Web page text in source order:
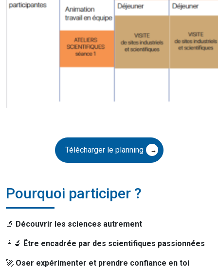
Télécharger le planning
Pourquoi participer ?
🔬 Découvrir les sciences autrement
👩‍🔬 Être encadrée par des scientifiques passionnées
🚀 Oser expérimenter et prendre confiance en toi